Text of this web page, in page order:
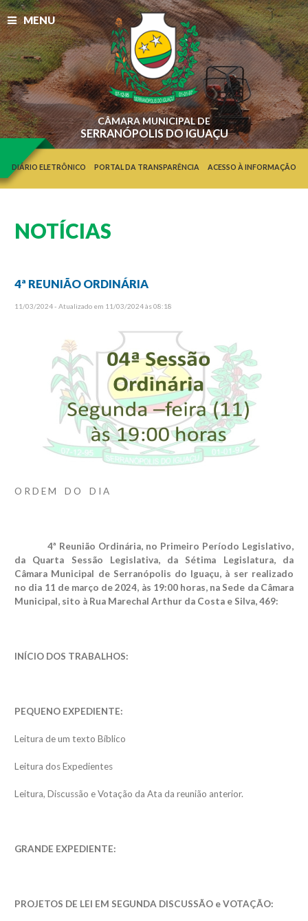
MENU
CÂMARA MUNICIPAL DE
SERRANÓPOLIS DO IGUAÇU
DIÁRIO ELETRÔNICO PORTAL DA TRANSPARÊNCIA ACESSO À INFORMAÇÃO
NOTÍCIAS
4ª REUNIÃO ORDINÁRIA
11/03/2024 - Atualizado em 11/03/2024 às 08:18
O R D E M D O D I A
4ª Reunião Ordinária, no Primeiro Período Legislativo,
da Quarta Sessão Legislativa, da Sétima Legislatura, da
Câmara Municipal de Serranópolis do Iguaçu, à ser realizado
no dia 11 de março de 2024, às 19:00 horas, na Sede da Câmara
Municipal, sito à Rua Marechal Arthur da Costa e Silva, 469:
INÍCIO DOS TRABALHOS:
PEQUENO EXPEDIENTE:
Leitura de um texto Bíblico
Leitura dos Expedientes
Leitura, Discussão e Votação da Ata da reunião anterior.
GRANDE EXPEDIENTE:
PROJETOS DE LEI EM SEGUNDA DISCUSSÃO e VOTAÇÃO: